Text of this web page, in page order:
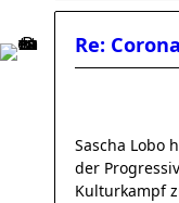
Re:
Sascha Lobo
der
Kulturkampf